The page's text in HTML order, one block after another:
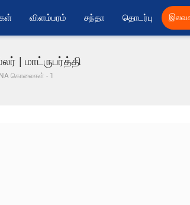
விளம்பரம் சந்தா தொடர்பு
| மாட்ருபர்த்தி
கொலைகள் - 1